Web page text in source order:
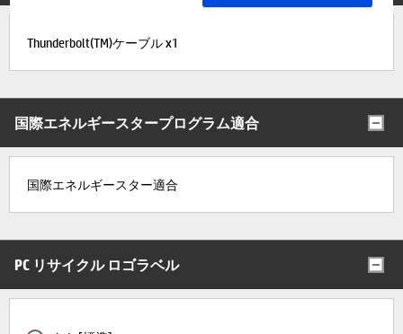
Thunderbolt(TM)ケーブル x1
国際エネルギースタープログラム適合
国際エネルギースター適合
PC リサイクル ロゴラベル